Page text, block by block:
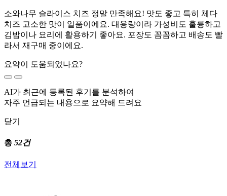
소와나무 슬라이스 치즈 정말 만족해요! 맛도 좋고 특히 체다
치즈 고소한 맛이 일품이에요. 대용량이라 가성비도 훌륭하고
김밥이나 요리에 활용하기 좋아요. 포장도 꼼꼼하고 배송도 빨
라서 재구매 중이에요.
요약이 도움되었나요?
AI가 최근에 등록된 후기를 분석하여
자주 언급되는 내용으로 요약해 드려요
닫기
총 52건
전체보기